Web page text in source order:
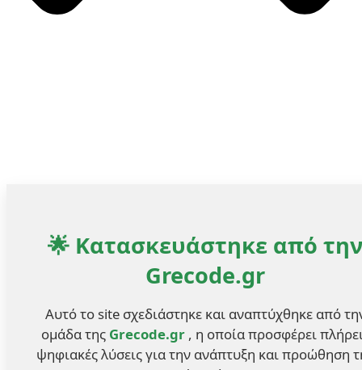
🌟 Κατασκευάστηκε από την
Grecode.gr
Αυτό το site σχεδιάστηκε και αναπτύχθηκε από
ομάδα της Grecode.gr , η οποία προσφέρει
ψηφιακές λύσεις για την ανάπτυξη και προώθηση